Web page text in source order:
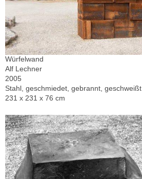
Würfelwand
Alf Lechner
2005
Stahl, geschmiedet, gebrannt, geschweißt
231 x 231 x 76 cm